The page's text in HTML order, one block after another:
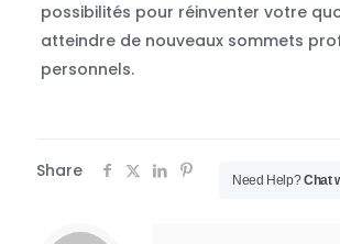
possibilités pour réinventer votre
atteindre de nouveaux sommets
personnels.
Share Need Help?Chat